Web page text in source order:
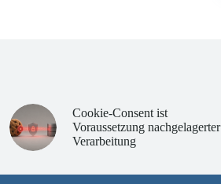
Cookie-Consent ist
Voraussetzung nachgelagerter
Verarbeitung